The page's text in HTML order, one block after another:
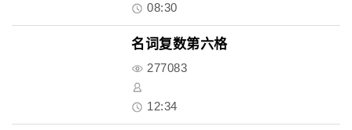
08:30
名词复数第六格
277083
12:34